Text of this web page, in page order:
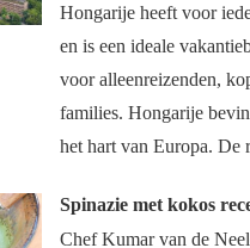
Hongarije heeft voor
en is een ideale
voor alleenreizenden,
families. Hongarije
het hart van Europa. De
Spinazie met kokos
Chef Kumar van de